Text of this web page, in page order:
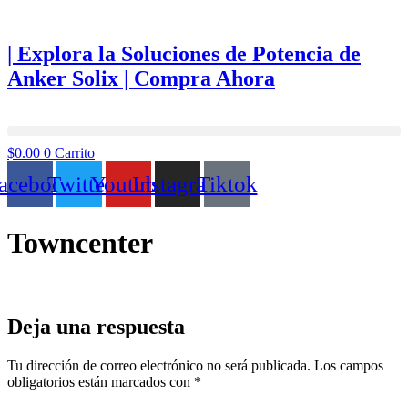
contenido
| Explora la Soluciones de Potencia de
Anker Solix | Compra Ahora
$0.00 0 Carrito
TwitterYoutubeInstagramTiktok
Towncenter
Deja una respuesta
Tu dirección de correo electrónico no será publicada. Los campos
obligatorios están marcados con *